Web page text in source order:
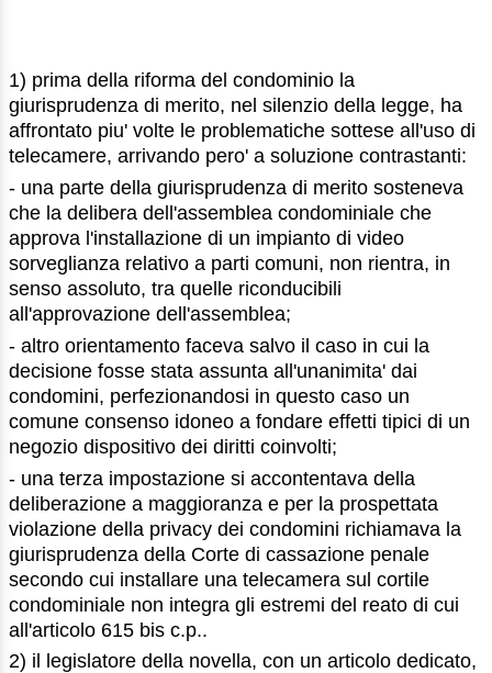
1) prima della riforma del condominio la
giurisprudenza di merito, nel silenzio della legge, ha
affrontato piu' volte le problematiche sottese all'uso di
telecamere, arrivando pero' a soluzione contrastanti:
- una parte della giurisprudenza di merito sosteneva
che la delibera dell'assemblea condominiale che
approva l'installazione di un impianto di video
sorveglianza relativo a parti comuni, non rientra, in
senso assoluto, tra quelle riconducibili
all'approvazione dell'assemblea;
- altro orientamento faceva salvo il caso in cui la
decisione fosse stata assunta all'unanimita' dai
condomini, perfezionandosi in questo caso un
comune consenso idoneo a fondare effetti tipici di un
negozio dispositivo dei diritti coinvolti;
- una terza impostazione si accontentava della
deliberazione a maggioranza e per la prospettata
violazione della privacy dei condomini richiamava la
giurisprudenza della Corte di cassazione penale
secondo cui installare una telecamera sul cortile
condominiale non integra gli estremi del reato di cui
all'articolo 615 bis c.p..
2) il legislatore della novella, con un articolo dedicato,